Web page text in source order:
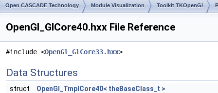
Open CASCADE Technology Module Visualization Toolkit TKOpenGl
OpenGl_GlCore40.hxx File Reference
#include <OpenGl_GlCore33.hxx>
Data Structures
struct
OpenGl_TmplCore40< theBaseClass_t >